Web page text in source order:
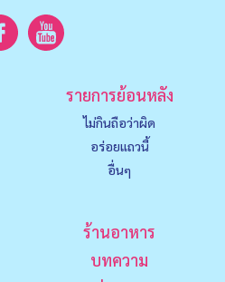
รายการย้อนหลัง
ไม่กินถือว่าผิด
อร่อยแถวนี้
อื่นๆ
ร้านอาหาร
บทความ